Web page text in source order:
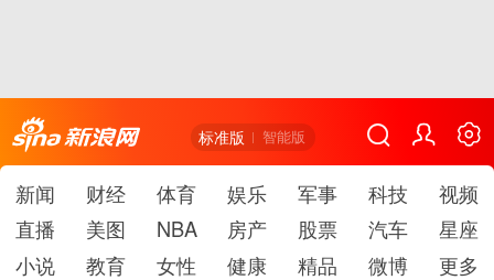
标准版 智能版
新闻 财经 体育 娱乐 军事 科技
视频
直播
美图 NBA 房产 股票 汽车
星座
小说
教育 女性 健康 精品 微博 更多